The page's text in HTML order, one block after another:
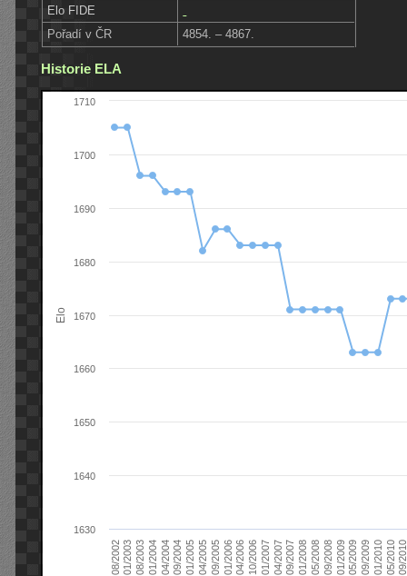
Elo FIDE
Pořadí v ČR
4854. – 4867.
Historie ELA
Elo
08/200201/200308/200301/200404/200409/200401/200504/200509/200501/200604/200610/200601/200704/200709/200701/200805/200809/200801/200905/200909/200901/201005/201009/
1630
1640
1650
1660
1670
1680
1690
1700
1710